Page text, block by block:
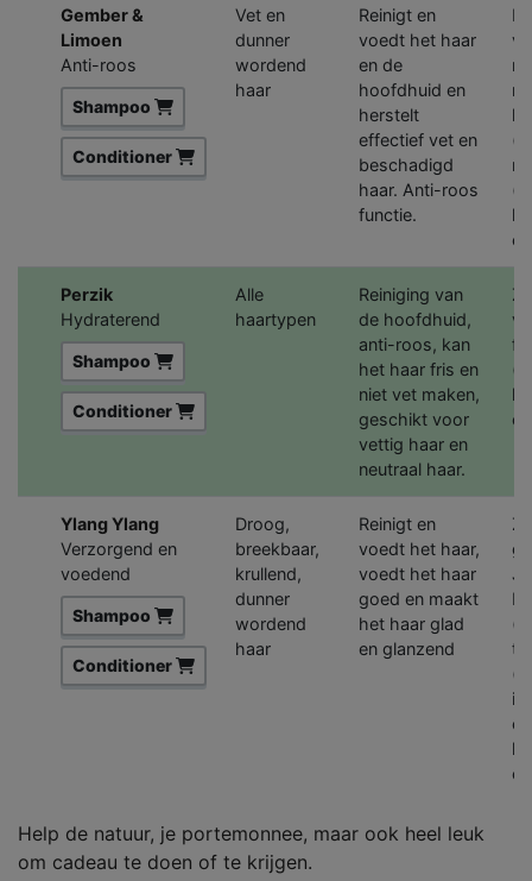
Gember &
Limoen
Anti-roos
Shampoo
Conditioner
Vet en
dunner
wordend
haar
Reinigt en
voedt het haar
en de
hoofdhuid en
herstelt
effectief vet en
beschadigd
haar. Anti-roos
functie.
Perzik
Hydraterend
Shampoo
Conditioner
Alle
haartypen
Reiniging van
de hoofdhuid,
anti-roos, kan
het haar fris en
niet vet maken,
geschikt voor
vettig haar en
neutraal haar.
Ylang Ylang
Verzorgend en
voedend
Shampoo
Conditioner
Droog,
breekbaar,
krullend,
dunner
wordend
haar
Reinigt en
voedt het haar,
voedt het haar
goed en maakt
het haar glad
en glanzend
Help de natuur, je portemonnee, maar ook heel leuk
om cadeau te doen of te krijgen.